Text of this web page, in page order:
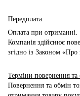
Передплата.
Оплата при отриманні.
Компанія здійснює
згідно із Законом «Про
Терміни повернення та
Повернення та обмін